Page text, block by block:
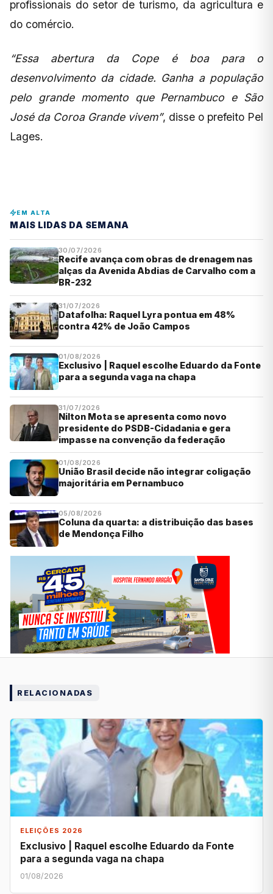
profissionais do setor de turismo, da agricultura e
do comércio.
“Essa abertura da Cope é boa para o
desenvolvimento da cidade. Ganha a população
pelo grande momento que Pernambuco e São
José da Coroa Grande vivem”, disse o prefeito Pel
Lages.
EM ALTA
MAIS LIDAS DA SEMANA
30/07/2026
Recife avança com obras de drenagem nas
alças da Avenida Abdias de Carvalho com a
BR-232
31/07/2026
Datafolha: Raquel Lyra pontua em 48%
contra 42% de João Campos
01/08/2026
Exclusivo | Raquel escolhe Eduardo da Fonte
para a segunda vaga na chapa
31/07/2026
Nilton Mota se apresenta como novo
presidente do PSDB-Cidadania e gera
impasse na convenção da federação
01/08/2026
União Brasil decide não integrar coligação
majoritária em Pernambuco
05/08/2026
Coluna da quarta: a distribuição das bases
de Mendonça Filho
RELACIONADAS
ELEIÇÕES 2026
Exclusivo | Raquel escolhe Eduardo da Fonte
para a segunda vaga na chapa
01/08/2026